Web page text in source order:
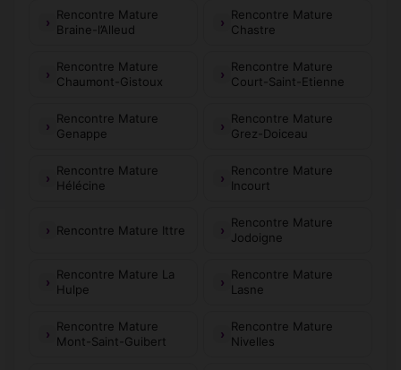
Rencontre Mature
Braine-l’Alleud
Rencontre Mature
Chastre
Rencontre Mature
Chaumont-Gistoux
Rencontre Mature
Court-Saint-Etienne
Rencontre Mature
Genappe
Rencontre Mature
Grez-Doiceau
Rencontre Mature
Hélécine
Rencontre Mature
Incourt
Rencontre Mature Ittre
Rencontre Mature
Jodoigne
Rencontre Mature La
Hulpe
Rencontre Mature
Lasne
Rencontre Mature
Mont-Saint-Guibert
Rencontre Mature
Nivelles